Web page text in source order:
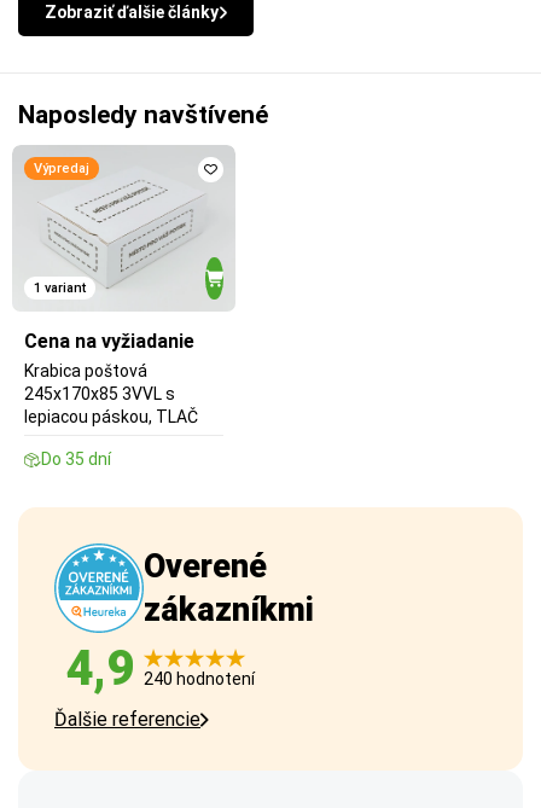
Zobraziť ďalšie články
Naposledy navštívené
Výpredaj
1 variant
Cena na vyžiadanie
Krabica poštová
245x170x85 3VVL s
lepiacou páskou, TLAČ
Do 35 dní
Overené
zákazníkmi
4,9 240 hodnotení
Ďalšie referencie